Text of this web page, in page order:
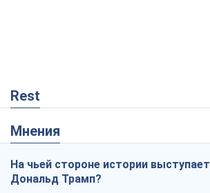
Rest
Мнения
На чьей стороне истории выступает
Дональд Трамп?